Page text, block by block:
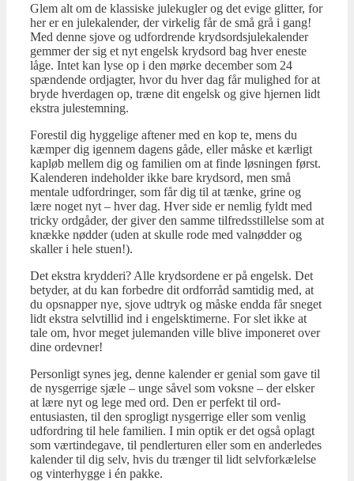
Glem alt om de klassiske julekugler og det evige glitter, for
her er en julekalender, der virkelig får de små grå i gang!
Med denne sjove og udfordrende krydsordsjulekalender
gemmer der sig et nyt engelsk krydsord bag hver eneste
låge. Intet kan lyse op i den mørke december som 24
spændende ordjagter, hvor du hver dag får mulighed for at
bryde hverdagen op, træne dit engelsk og give hjernen lidt
ekstra julestemning.
Forestil dig hyggelige aftener med en kop te, mens du
kæmper dig igennem dagens gåde, eller måske et kærligt
kapløb mellem dig og familien om at finde løsningen først.
Kalenderen indeholder ikke bare krydsord, men små
mentale udfordringer, som får dig til at tænke, grine og
lære noget nyt – hver dag. Hver side er nemlig fyldt med
tricky ordgåder, der giver den samme tilfredsstillelse som at
knække nødder (uden at skulle rode med valnødder og
skaller i hele stuen!).
Det ekstra krydderi? Alle krydsordene er på engelsk. Det
betyder, at du kan forbedre dit ordforråd samtidig med, at
du opsnapper nye, sjove udtryk og måske endda får sneget
lidt ekstra selvtillid ind i engelsktimerne. For slet ikke at
tale om, hvor meget julemanden ville blive imponeret over
dine ordevner!
Personligt synes jeg, denne kalender er genial som gave til
de nysgerrige sjæle – unge såvel som voksne – der elsker
at lære nyt og lege med ord. Den er perfekt til ord-
entusiasten, til den sprogligt nysgerrige eller som venlig
udfordring til hele familien. I min optik er det også oplagt
som værtindegave, til pendlerturen eller som en anderledes
kalender til dig selv, hvis du trænger til lidt selvforkælelse
og vinterhygge i én pakke.